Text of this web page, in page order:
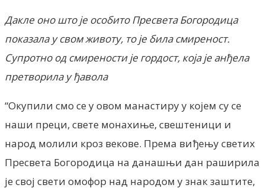
Дакле оно што је особито Пресвета Богородица
показала у свом животу, то је била смиреност.
Супротно од смирености је гордост, која је анђела
претворила у ђавола
“Окупили смо се у овом манастиру у којем су се
наши преци, свете монахиње, свештеници и
народ молили кроз векове. Према виђењу светих
Пресвета Богородица на данашњи дан раширила
је свој свети омофор над народом у знак заштите,